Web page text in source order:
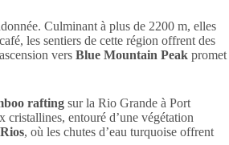
Culminant à plus de 2200 m, elles
les sentiers de cette région offrent des
vers Blue Mountain Peak promet
rafting sur la Rio Grande à Port
cristallines, entouré d’une végétation
, où les chutes d’eau turquoise offrent